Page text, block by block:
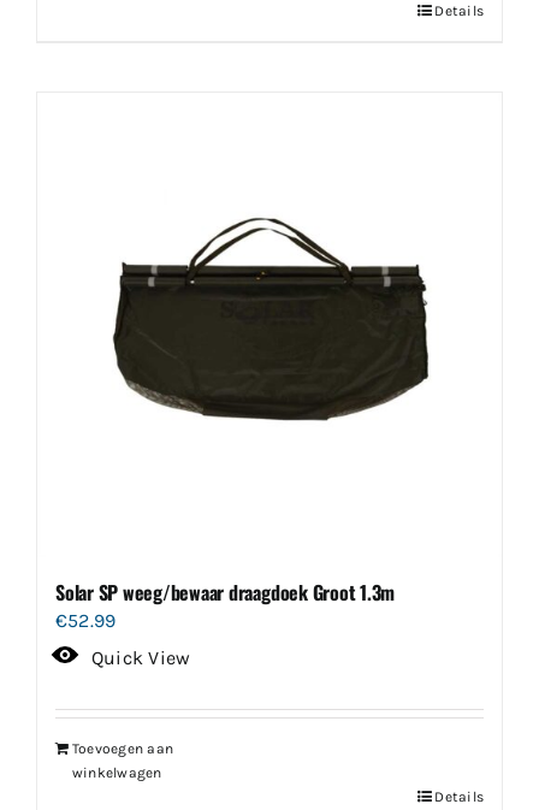
Details
Solar SP weeg/bewaar draagdoek Groot 1.3m
€52.99
Quick View
Toevoegen aan
winkelwagen
Details